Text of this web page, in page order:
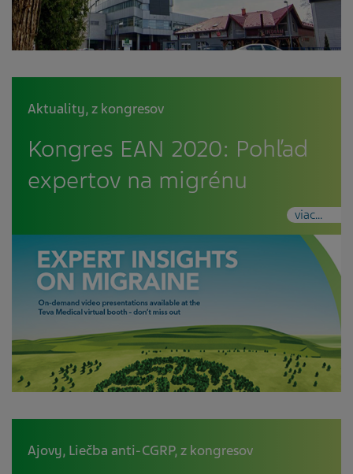
Aktuality,z kongresov
Kongres EAN 2020: Pohľad
expertov na migrénu
viac...
Ajovy, Liečba anti-CGRP,z kongresov